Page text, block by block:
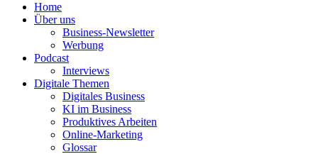
Home
Über uns
Business-Newsletter
Werbung
Podcast
Interviews
Digitale Themen
Digitales Business
KI im Business
Produktives Arbeiten
Online-Marketing
Glossar